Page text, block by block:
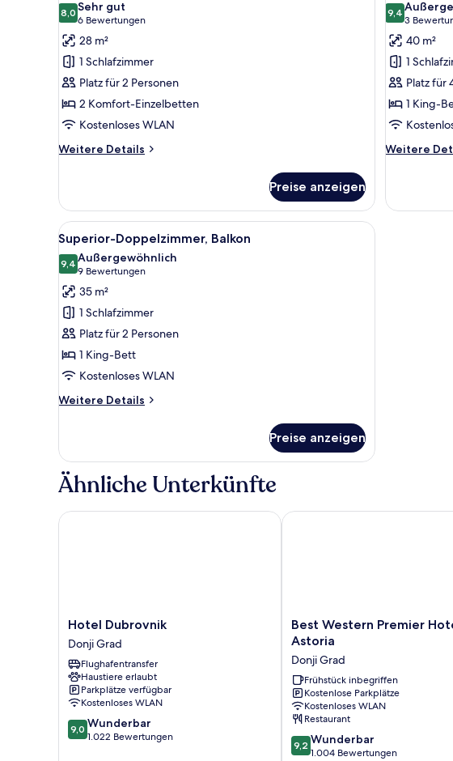
für
Zweibettzimmer
anzeigen
8,08,0 von 10
Sehr gut
6 Bewertungen
(6
Bewertungen)
28 m²
1 Schlafzimmer
Platz für 2 Personen
2 Komfort-Einzelbetten
Kostenloses WLAN
Weitere Details
Weitere
Preise anzeigen
für
Junior-
Suite
anzeigen
9,49,4 von 10
3
(3
40 m²
1
Platz für
1 King-
Weitere
Weitere
Suite
Alle
Fotos
für
Superior-
Doppelzimmer,
Balkon
anzeigen
Superior-Doppelzimmer, Balkon | Minibar,
7
Superior-Doppelzimmer, Balkon
9,49,4 von 10
Außergewöhnlich
9 Bewertungen
(9
Bewertungen)
35 m²
1 Schlafzimmer
Platz für 2 Personen
1 King-Bett
Kostenloses WLAN
Weitere Details
Weitere
Doppelzimmer,
Balkon
Preise anzeigen
Ähnliche Unterkünfte
Hotel
Dubrovnik
Donji
Grad
Hotel Dubrovnik
Donji Grad
Flughafentransfer
Haustiere erlaubt
Parkplätze verfügbar
Kostenloses WLAN
9.0
von
9,0 Wunderbar
1.022 Bewertungen
Hotel Dubrovnik
Best
Western
Hotel
Astoria
Donji
Grad
Best Western Premier
Astoria
Donji Grad
Frühstück inbegriffen
Kostenlose Parkplätze
Kostenloses WLAN
Restaurant
9.2
von
9,2 Wunderbar
1.004 Bewertungen
Best Western Premier Hotel